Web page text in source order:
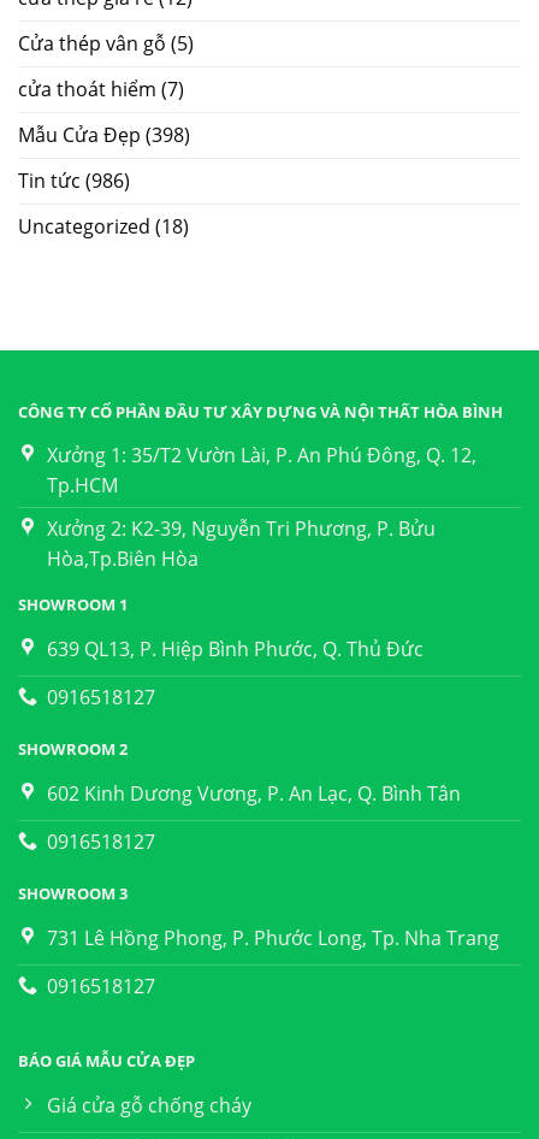
Cửa thép vân gỗ (5)
cửa thoát hiểm (7)
Mẫu Cửa Đẹp (398)
Tin tức (986)
Uncategorized (18)
CÔNG TY CỔ PHẦN ĐẦU TƯ XÂY DỰNG VÀ NỘI THẤT HÒA BÌNH
Xưởng 1: 35/T2 Vườn Lài, P. An Phú Đông, Q. 12,
Tp.HCM
Xưởng 2: K2-39, Nguyễn Tri Phương, P. Bửu
Hòa,Tp.Biên Hòa
SHOWROOM 1
639 QL13, P. Hiệp Bình Phước, Q. Thủ Đức
0916518127
SHOWROOM 2
602 Kinh Dương Vương, P. An Lạc, Q. Bình Tân
0916518127
SHOWROOM 3
731 Lê Hồng Phong, P. Phước Long, Tp. Nha Trang
0916518127
BÁO GIÁ MẪU CỬA ĐẸP
Giá cửa gỗ chống cháy